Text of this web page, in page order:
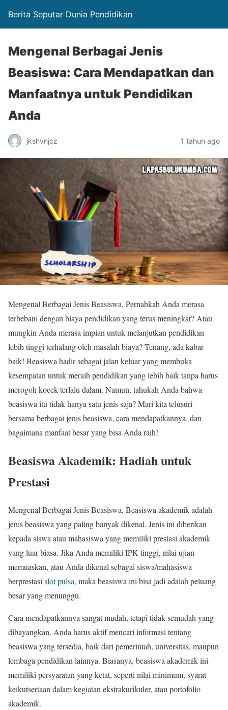
Berita Seputar Dunia Pendidikan
Mengenal Berbagai Jenis
Beasiswa: Cara Mendapatkan dan
Manfaatnya untuk Pendidikan
Anda
jkshvnjcz 1 tahun ago
Mengenal Berbagai Jenis Beasiswa, Pernahkah Anda merasa
terbebani dengan biaya pendidikan yang terus meningkat? Atau
mungkin Anda merasa impian untuk melanjutkan pendidikan
lebih tinggi terhalang oleh masalah biaya? Tenang, ada kabar
baik! Beasiswa hadir sebagai jalan keluar yang membuka
kesempatan untuk meraih pendidikan yang lebih baik tanpa harus
merogoh kocek terlalu dalam. Namun, tahukah Anda bahwa
beasiswa itu tidak hanya satu jenis saja? Mari kita telusuri
bersama berbagai jenis beasiswa, cara mendapatkannya, dan
bagaimana manfaat besar yang bisa Anda raih!
Beasiswa Akademik: Hadiah untuk
Prestasi
Mengenal Berbagai Jenis Beasiswa, Beasiswa akademik adalah
jenis beasiswa yang paling banyak dikenal. Jenis ini diberikan
kepada siswa atau mahasiswa yang memiliki prestasi akademik
yang luar biasa. Jika Anda memiliki IPK tinggi, nilai ujian
memuaskan, atau Anda dikenal sebagai siswa/mahasiswa
berprestasi slot pulsa, maka beasiswa ini bisa jadi adalah peluang
besar yang menunggu.
Cara mendapatkannya sangat mudah, tetapi tidak semudah yang
dibayangkan. Anda harus aktif mencari informasi tentang
beasiswa yang tersedia, baik dari pemerintah, universitas, maupun
lembaga pendidikan lainnya. Biasanya, beasiswa akademik ini
memiliki persyaratan yang ketat, seperti nilai minimum, syarat
keikutsertaan dalam kegiatan ekstrakurikuler, atau portofolio
akademik.